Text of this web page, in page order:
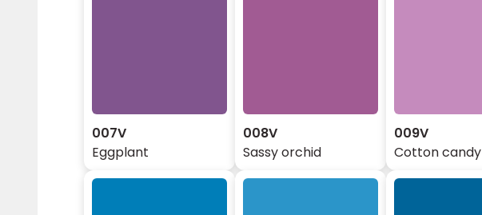
007V
Eggplant
008V
Sassy orchid
009V
Cotton candy